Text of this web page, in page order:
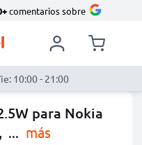
comentarios sobre
10:00 - 21:00
para Nokia
... más